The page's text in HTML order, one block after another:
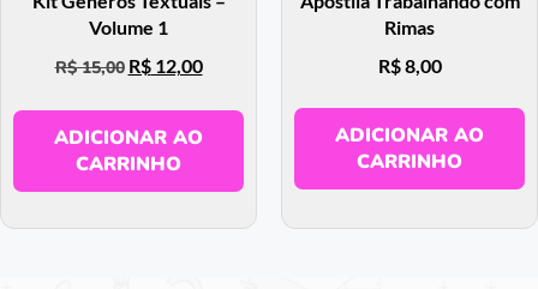
Volume 1
R$15,00 R$12,00
ADICIONAR AO
CARRINHO
Rimas
R$8,00
ADICIONAR AO
CARRINHO